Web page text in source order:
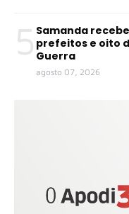
5 Samanda
prefeitos e oito
Guerra
agosto 07, 2026